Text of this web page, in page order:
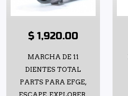
$ 1,920.00
MARCHA DE 11
DIENTES TOTAL
PARTS PARA EFGE,